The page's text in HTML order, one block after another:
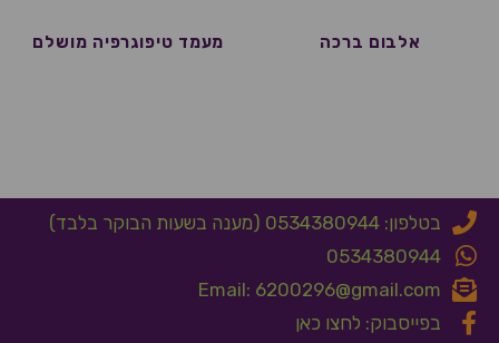
אלבום ברכה מעמד טיפוגרפיה מושלם
בטלפון: 0534380944 (מענה בשעות הבוקר בלבד)
0534380944
Email: 6200296@gmail.com
בפייסבוק: לחצו כאן